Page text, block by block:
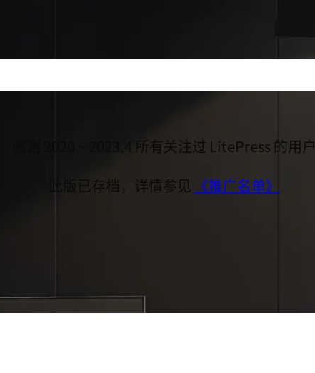
感谢 2020 ~ 2023.4 所有关注过 LitePress 的用户
此版已存档，详情参见 《推广名单》